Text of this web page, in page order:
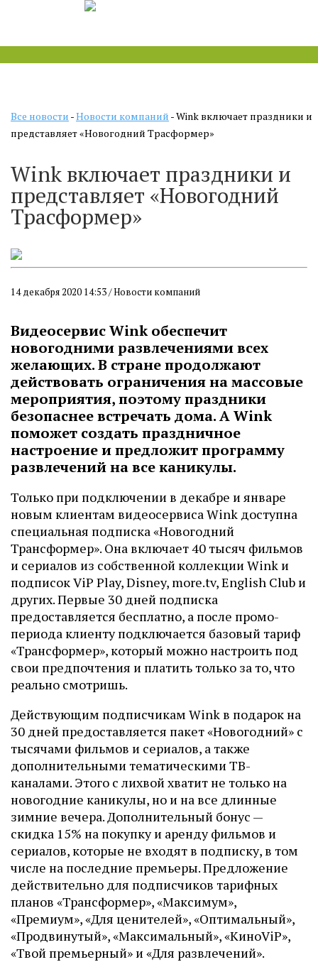
Все новости -Новости компаний - Wink включает праздники и
представляет «Новогодний Трасформер»
Wink включает праздники и
представляет «Новогодний
Трасформер»
14 декабря 2020 14:53 / Новости компаний
Видеосервис Wink обеспечит
новогодними развлечениями всех
желающих. В стране продолжают
действовать ограничения на массовые
мероприятия, поэтому праздники
безопаснее встречать дома. А Wink
поможет создать праздничное
настроение и предложит программу
развлечений на все каникулы.
Только при подключении в декабре и январе
новым клиентам видеосервиса Wink доступна
специальная подписка «Новогодний
Трансформер». Она включает 40 тысяч фильмов
и сериалов из собственной коллекции Wink и
подписок ViP Play, Disney, more.tv, English Club и
других. Первые 30 дней подписка
предоставляется бесплатно, а после промо-
периода клиенту подключается базовый тариф
«Трансформер», который можно настроить под
свои предпочтения и платить только за то, что
реально смотришь.
Действующим подписчикам Wink в подарок на
30 дней предоставляется пакет «Новогодний» с
тысячами фильмов и сериалов, а также
дополнительными тематическими ТВ-
каналами. Этого с лихвой хватит не только на
новогодние каникулы, но и на все длинные
зимние вечера. Дополнительный бонус —
скидка 15% на покупку и аренду фильмов и
сериалов, которые не входят в подписку, в том
числе на последние премьеры. Предложение
действительно для подписчиков тарифных
планов «Трансформер», «Максимум»,
«Премиум», «Для ценителей», «Оптимальный»,
«Продвинутый», «Максимальный», «КиноViP»,
«Твой премьерный» и «Для развлечений».